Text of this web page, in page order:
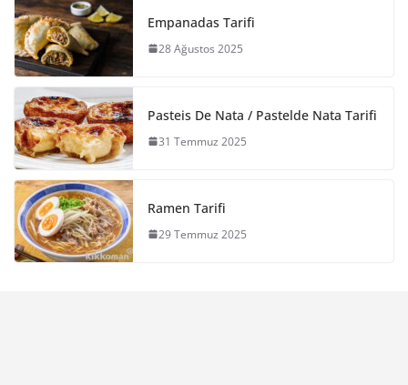
Empanadas Tarifi
28 Ağustos 2025
Pasteis De Nata / Pastelde Nata Tarifi
31 Temmuz 2025
Ramen Tarifi
29 Temmuz 2025